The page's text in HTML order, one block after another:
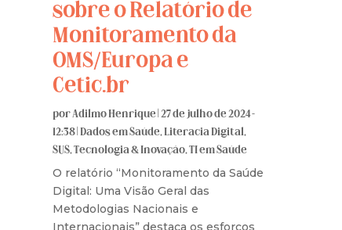
sobre o Relatório de
Monitoramento da
OMS/Europa e
Cetic.br
porAdilmo Henrique|27 de julho de 2024 -
12:38|Dados em Saúde,Literacia Digital,
SUS,Tecnologia & Inovação,TI em Saúde
O relatório “Monitoramento da Saúde
Digital: Uma Visão Geral das
Metodologias Nacionais e